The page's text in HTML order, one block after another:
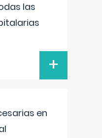
las
+
en